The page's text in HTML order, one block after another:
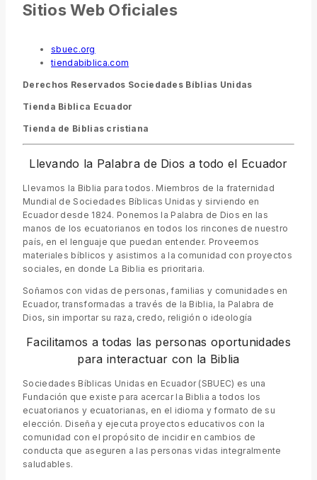
Sitios Web Oficiales
sbuec.org
tiendabiblica.com
Derechos Reservados Sociedades Bíblias Unidas
Tienda Biblica Ecuador
Tienda de Biblias cristiana
Llevando la Palabra de Dios a todo el Ecuador
Llevamos la Biblia para todos. Miembros de la fraternidad
Mundial de Sociedades Bíblicas Unidas y sirviendo en
Ecuador desde 1824. Ponemos la Palabra de Dios en las
manos de los ecuatorianos en todos los rincones de nuestro
país, en el lenguaje que puedan entender. Proveemos
materiales bíblicos y asistimos a la comunidad con proyectos
sociales, en donde La Biblia es prioritaria.
Soñamos con vidas de personas, familias y comunidades en
Ecuador, transformadas a través de la Biblia, la Palabra de
Dios, sin importar su raza, credo, religión o ideología
Facilitamos a todas las personas oportunidades
para interactuar con la Biblia
Sociedades Bíblicas Unidas en Ecuador (SBUEC) es una
Fundación que existe para acercar la Biblia a todos los
ecuatorianos y ecuatorianas, en el idioma y formato de su
elección. Diseña y ejecuta proyectos educativos con la
comunidad con el propósito de incidir en cambios de
conducta que aseguren a las personas vidas integralmente
saludables.